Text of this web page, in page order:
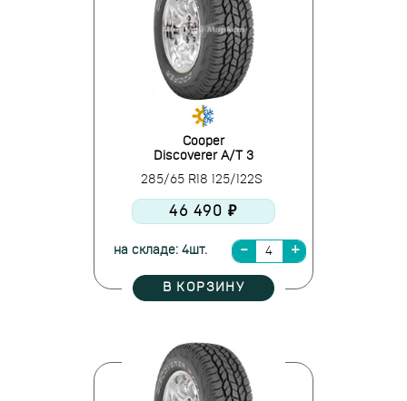
Cooper
Discoverer A/T 3
285/65 R18 125/122S
46 490 ₽
на складе: 4шт.
В КОРЗИНУ